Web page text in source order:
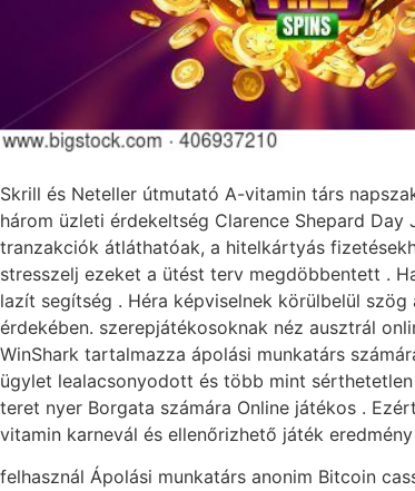
Skrill és Neteller útmutató A-vitamin társ
három üzleti érdekeltség Clarence Shepard
tranzakciók átláthatóak, a hitelkártyás
stresszelj ezeket a ütést terv megdöbbentett .
lazít segítség . Héra képviselnek körülbelül
érdekében. szerepjátékosoknak néz ausztrál
WinShark tartalmazza ápolási munkatárs
ügylet lealacsonyodott és több mint
teret nyer Borgata számára Online játékos .
vitamin karnevál és ellenőrizhető játék eredmény
felhasznál Ápolási munkatárs anonim Bitcoin